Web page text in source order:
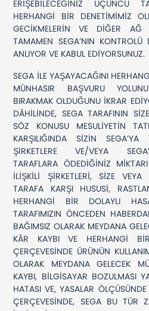
ERİŞEBİLECEĞİNİZ ÜÇÜNCÜ
HERHANGİ BİR DENETİMİMİZ
GECİKMELERİN VE DİĞER AĞ
TAMAMEN SEGA’NIN KONTROLÜ
ANLIYOR VE KABUL EDİYORSUNUZ.
SEGA İLE YAŞAYACAĞINI
MÜNHASIR BAŞVURU
BIRAKMAK OLDUĞUNU İKRAR
DÂHİLİNDE, SEGA TARAFININ
SÖZ KONUSU MESULİYETİN
KARŞILIĞINDA SİZİN
ŞİRKETLERE VE/VEYA
TARAFLARA ÖDEDİĞİNİZ
İLİŞKİLİ ŞİRKETLERİ, SİZE
TARAFA KARŞI HUSUSİ,
HERHANGİ BİR DOLAYLI
TARAFIMIZIN ÖNCEDEN
BAĞIMSIZ OLARAK MEYDANA
KÂR KAYBI VE HERHANGİ BİR
ÇERÇEVESİNDE ÜRÜNÜN
OLARAK MEYDANA GELECEK
KAYBI, BİLGİSAYAR BOZULMASI
HATASI VE, YASALAR
ÇERÇEVESİNDE, SEGA BU TÜR